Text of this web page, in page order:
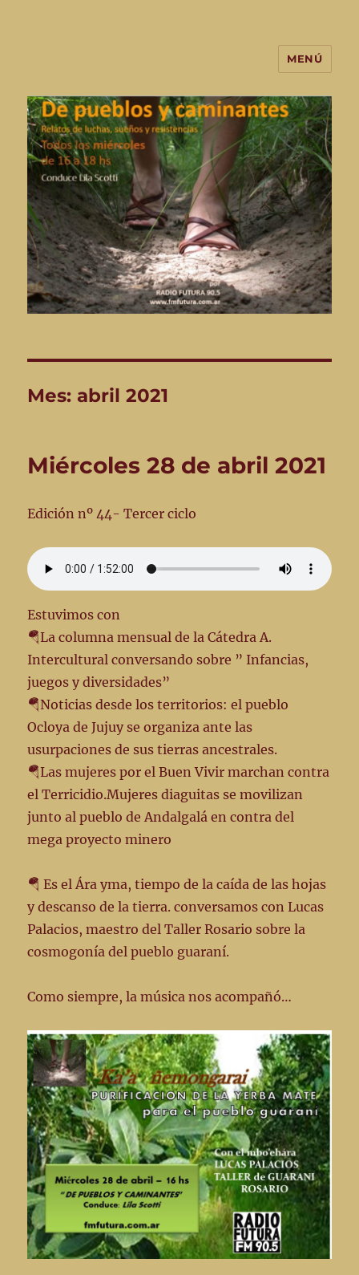
De Pueblos y Caminantes-
programa de radio
MENÚ
Mes: abril 2021
Miércoles 28 de abril 2021
Edición nº 44- Tercer ciclo
Estuvimos con
🪂La columna mensual de la Cátedra A.
Intercultural conversando sobre ” Infancias,
juegos y diversidades”
🪂Noticias desde los territorios: el pueblo
Ocloya de Jujuy se organiza ante las
usurpaciones de sus tierras ancestrales.
🪂Las mujeres por el Buen Vivir marchan contra
el Terricidio.Mujeres diaguitas se movilizan
junto al pueblo de Andalgalá en contra del
mega proyecto minero
🪂 Es el Ára yma, tiempo de la caída de las hojas
y descanso de la tierra. conversamos con Lucas
Palacios, maestro del Taller Rosario sobre la
cosmogonía del pueblo guaraní.
Como siempre, la música nos acompañó…